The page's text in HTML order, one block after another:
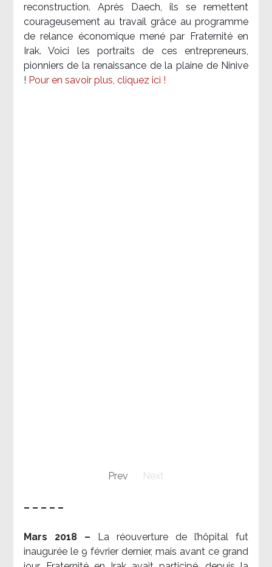
reconstruction. Après Daech, ils se remettent
courageusement au travail grâce au programme
de relance économique mené par Fraternité en
Irak. Voici les portraits de ces entrepreneurs,
pionniers de la renaissance de la plaine de Ninive
! Pour en savoir plus, cliquez ici !
Prev Next
– – – – –
Mars 2018 –
La réouverture de l’hôpital fut
inaugurée le 9 février dernier, mais avant ce grand